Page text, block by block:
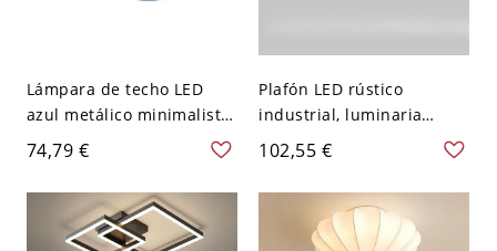
Lámpara de techo LED
azul metálico minimalista
para habitación de niños
con forma de seta
74,79 €
Plafón LED rústico
industrial, luminaria
redonda de perfil bajo
con acabado bronce falso
- 110 A 120 V 22,86 cm
102,55 €